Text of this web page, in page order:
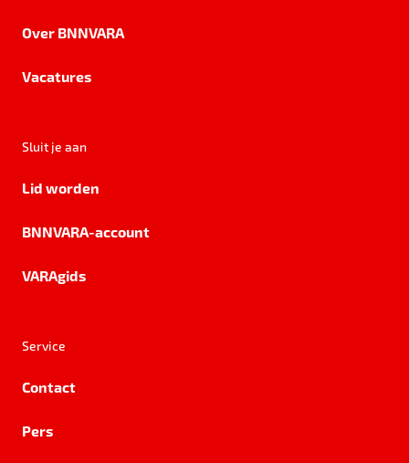
Over BNNVARA
Vacatures
Sluit je aan
Lid worden
BNNVARA-account
VARAgids
Service
Contact
Pers